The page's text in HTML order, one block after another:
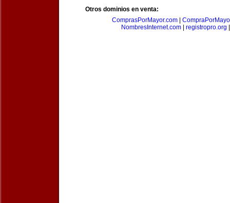
Otros dominios en venta:
ComprasPorMayor.com
NombresInternet.com
registropro.org